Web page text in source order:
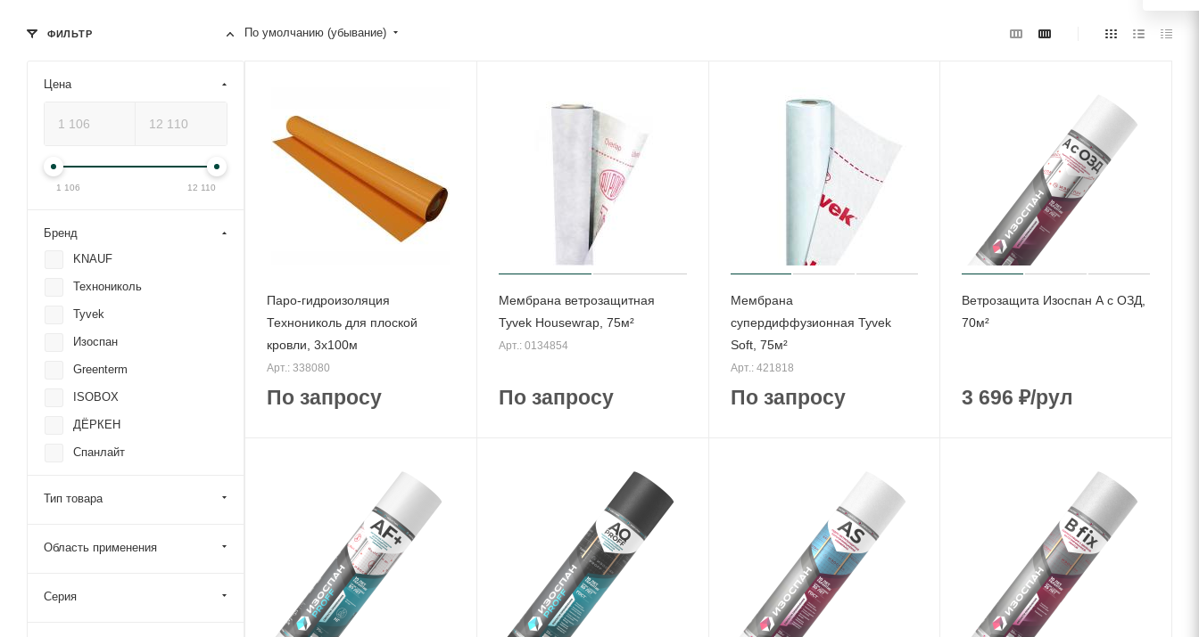
По умолчанию (убывание)
Паро-гидроизоляция
Технониколь для плоской
кровли, 3х100м
Арт.: 338080
По запросу
Мембрана ветрозащитная
Tyvek Housewrap, 75м²
Арт.: 0134854
По запросу
Мембрана
супердиффузионная Tyvek
Soft, 75м²
Арт.: 421818
По запросу
Ветрозащита Изоспан A с ОЗД,
70м²
3 696 ₽/рул
ФИЛЬТР
Цена
1 106 12 110
Бренд
KNAUF
Технониколь
Tyvek
Изоспан
Greenterm
ISOBOX
ДЁРКЕН
Спанлайт
Тип товара
Область применения
Серия